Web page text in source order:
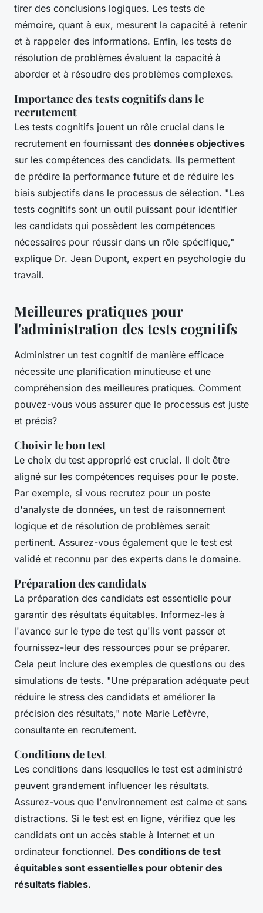
tirer des conclusions logiques. Les tests de
mémoire, quant à eux, mesurent la capacité à retenir
et à rappeler des informations. Enfin, les tests de
résolution de problèmes évaluent la capacité à
aborder et à résoudre des problèmes complexes.
Importance des tests cognitifs dans le
recrutement
Les tests cognitifs jouent un rôle crucial dans le
recrutement en fournissant des données objectives
sur les compétences des candidats. Ils permettent
de prédire la performance future et de réduire les
biais subjectifs dans le processus de sélection. "Les
tests cognitifs sont un outil puissant pour identifier
les candidats qui possèdent les compétences
nécessaires pour réussir dans un rôle spécifique,"
explique Dr. Jean Dupont, expert en psychologie du
travail.
Meilleures pratiques pour
l'administration des tests cognitifs
Administrer un test cognitif de manière efficace
nécessite une planification minutieuse et une
compréhension des meilleures pratiques. Comment
pouvez-vous vous assurer que le processus est juste
et précis?
Choisir le bon test
Le choix du test approprié est crucial. Il doit être
aligné sur les compétences requises pour le poste.
Par exemple, si vous recrutez pour un poste
d'analyste de données, un test de raisonnement
logique et de résolution de problèmes serait
pertinent. Assurez-vous également que le test est
validé et reconnu par des experts dans le domaine.
Préparation des candidats
La préparation des candidats est essentielle pour
garantir des résultats équitables. Informez-les à
l'avance sur le type de test qu'ils vont passer et
fournissez-leur des ressources pour se préparer.
Cela peut inclure des exemples de questions ou des
simulations de tests. "Une préparation adéquate peut
réduire le stress des candidats et améliorer la
précision des résultats," note Marie Lefèvre,
consultante en recrutement.
Conditions de test
Les conditions dans lesquelles le test est administré
peuvent grandement influencer les résultats.
Assurez-vous que l'environnement est calme et sans
distractions. Si le test est en ligne, vérifiez que les
candidats ont un accès stable à Internet et un
ordinateur fonctionnel. Des conditions de test
équitables sont essentielles pour obtenir des
résultats fiables.